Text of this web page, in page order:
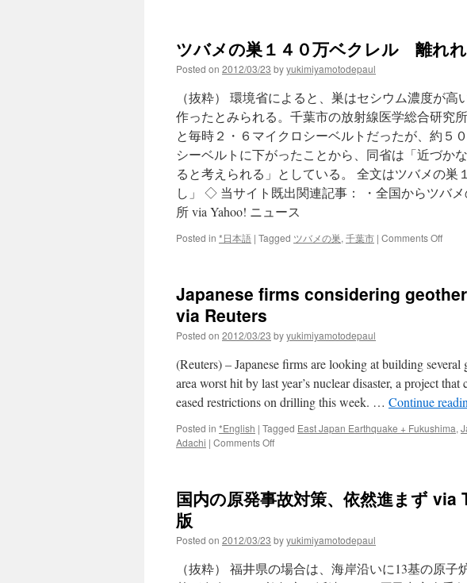
ツバメの巣１４０万ベクレル 離れ
Posted on 2012/03/23 byyukimiyamotodepaul
（抜粋） 環境省によると、巣はセシウム濃度が
作ったとみられる。千葉市の放射線医学総合研究
と毎時２・６マイクロシーベルトだったが、約５
シーベルトに下がったことから、同省は「近づか
ると考えられる」としている。 全文はツバメの
し」 ◇ 当サイト既出関連記事： ・全国からツバ
所 via Yahoo! ニュース
Posted in *日本語 | Tagged ツバメの巣, 千葉市 | Comments Offon
の
万
ベ
レ
離
「影
響
47
News
Japanese firms considering
via Reuters
Posted on 2012/03/23 byyukimiyamotodepaul
(Reuters) – Japanese firms are looking at building
area worst hit by last year’s nuclear disaster, a project
eased restrictions on drilling this week. … Continue
Posted in *English | Tagged East Japan Earthquake + Fukushima,
Adachi | Comments Offon
geothermal
Fukushima
Reuters
国内の原発事故対策、依然進まず
版
Posted on 2012/03/23 byyukimiyamotodepaul
（抜粋） 福井県の場合は、海岸沿いに13基の原